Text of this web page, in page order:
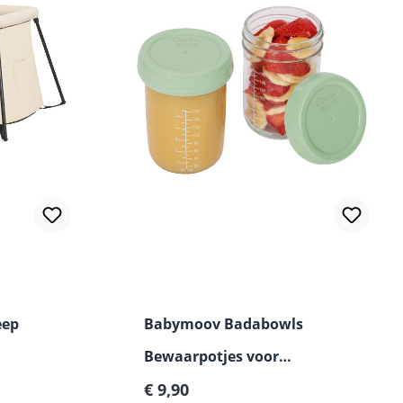
Babymoov Badabowls
Bewaarpotjes voor
Babyvoeding
Normale prijs:
€ 9,90